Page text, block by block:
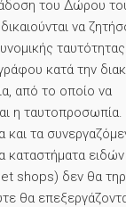
του Δώρου
να
κατά την
από το οποίο να
η
και τα
καταστήματα ειδών
shops) δεν θα
θα